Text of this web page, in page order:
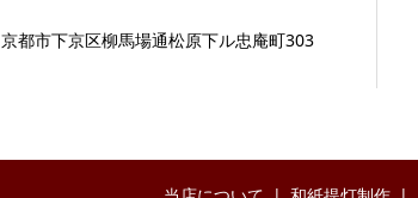
都市下京区柳馬場通松原下ル忠庵町303